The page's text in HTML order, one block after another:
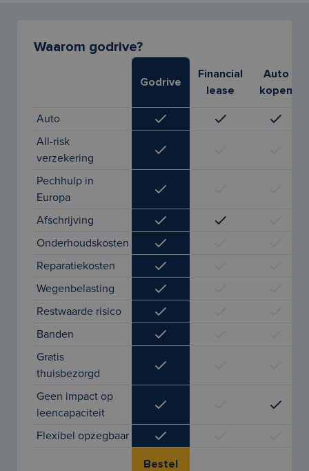
Waarom godrive?
Godrive
Financial
lease
Auto
kopen
Auto
All-risk
verzekering
Pechhulp in
Europa
Afschrijving
Onderhoudskosten
Reparatiekosten
Wegenbelasting
Restwaarde risico
Banden
Gratis
thuisbezorgd
Geen impact op
leencapaciteit
Flexibel opzegbaar
Bestel